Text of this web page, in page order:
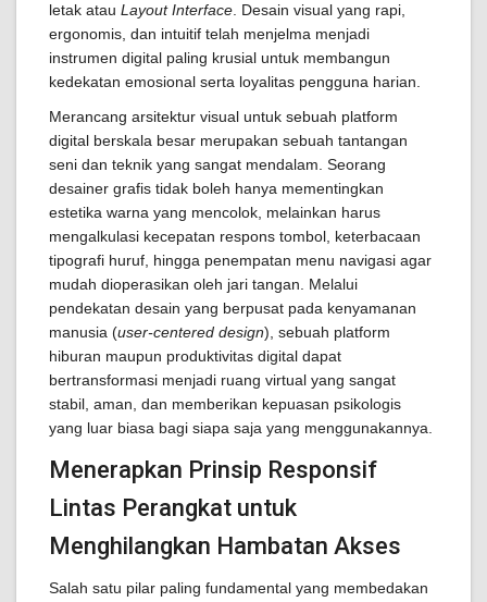
letak atau Layout Interface . Desain visual yang rapi,
ergonomis, dan intuitif telah menjelma menjadi
instrumen digital paling krusial untuk membangun
kedekatan emosional serta loyalitas pengguna harian.
Merancang arsitektur visual untuk sebuah platform
digital berskala besar merupakan sebuah tantangan
seni dan teknik yang sangat mendalam. Seorang
desainer grafis tidak boleh hanya mementingkan
estetika warna yang mencolok, melainkan harus
mengalkulasi kecepatan respons tombol, keterbacaan
tipografi huruf, hingga penempatan menu navigasi agar
mudah dioperasikan oleh jari tangan. Melalui
pendekatan desain yang berpusat pada kenyamanan
manusia (user-centered design), sebuah platform
hiburan maupun produktivitas digital dapat
bertransformasi menjadi ruang virtual yang sangat
stabil, aman, dan memberikan kepuasan psikologis
yang luar biasa bagi siapa saja yang menggunakannya.
Menerapkan Prinsip Responsif
Lintas Perangkat untuk
Menghilangkan Hambatan Akses
Salah satu pilar paling fundamental yang membedakan